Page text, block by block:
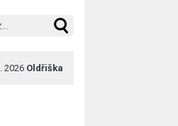
2026 Oldřiška